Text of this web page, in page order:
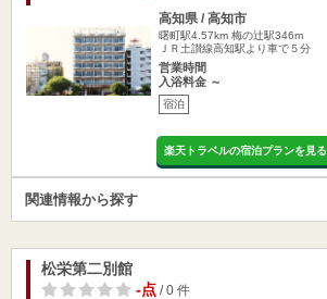
高知県 / 高知市
曙町駅4.57km 梅の辻駅346m
ＪＲ土讃線高知駅より車で５分
営業時間
入浴料金 ～
宿泊
楽天トラベルの宿泊プランを見る
関連情報から探す
松栄第二別館
-点/ 0 件